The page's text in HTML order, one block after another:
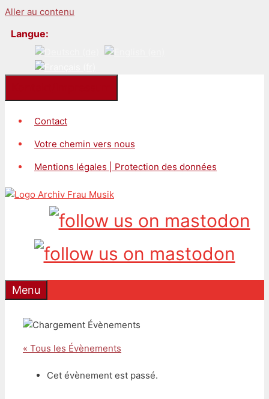
Aller au contenu
Langue:
Contact
Votre chemin vers nous
Mentions légales | Protection des données
Menu
« Tous les Évènements
Cet évènement est passé.